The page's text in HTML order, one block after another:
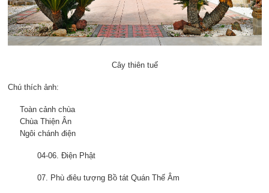
Cây thiên tuế
Chú thích ảnh:
Toàn cảnh chùa
Chùa Thiện Ân
Ngôi chánh điện
04-06. Điện Phật
07. Phù điêu tượng Bồ tát Quán Thế Âm